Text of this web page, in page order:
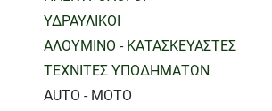
ΥΔΡΑΥΛΙΚΟΙ
ΑΛΟΥΜΙΝΟ - ΚΑΤΑΣΚΕΥΑΣΤΕΣ
ΤΕΧΝΙΤΕΣ ΥΠΟΔΗΜΑΤΩΝ
AUTO - MOTO